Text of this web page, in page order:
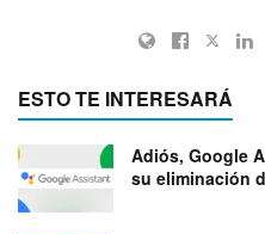
ESTO TE INTERESARÁ
Adiós, Google
su eliminación